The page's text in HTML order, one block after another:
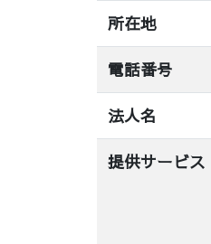
所在地
電話番号
法人名
提供サービス